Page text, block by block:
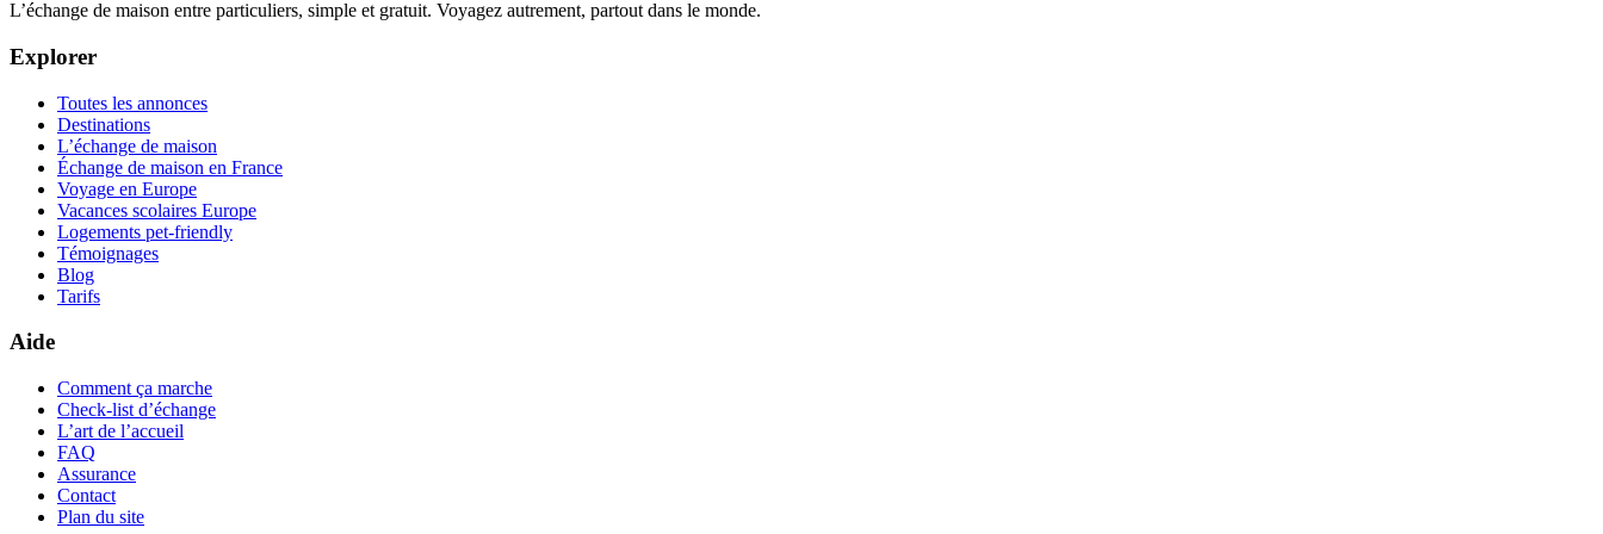
L’échange de maison entre particuliers, simple et gratuit. Voyagez autrement, partout dans le monde.
Explorer
Toutes les annonces
Destinations
L’échange de maison
Échange de maison en France
Voyage en Europe
Vacances scolaires Europe
Logements pet-friendly
Témoignages
Blog
Tarifs
Aide
Comment ça marche
Check-list d’échange
L’art de l’accueil
FAQ
Assurance
Contact
Plan du site